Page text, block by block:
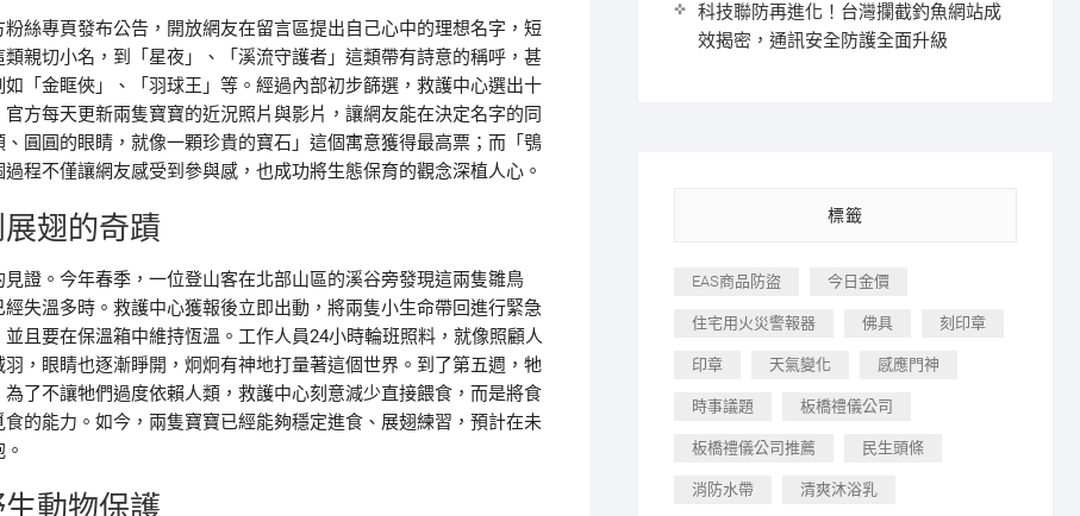
絲專頁發布公告，開放網友在留言區提出自己心中的理想名字，短
親切小名，到「星夜」、「溪流守護者」這類帶有詩意的稱呼，甚
「金眶俠」、「羽球王」等。經過內部初步篩選，救護中心選出十
方每天更新兩隻寶寶的近況照片與影片，讓網友能在決定名字的同
圓圓的眼睛，就像一顆珍貴的寶石」這個寓意獲得最高票；而「鴞
程不僅讓網友感受到參與感，也成功將生態保育的觀念深植人心。
翅的奇蹟
證。今年春季，一位登山客在北部山區的溪谷旁發現這兩隻雛鳥
失溫多時。救護中心獲報後立即出動，將兩隻小生命帶回進行緊急
且要在保溫箱中維持恆溫。工作人員24小時輪班照料，就像照顧人
，眼睛也逐漸睜開，炯炯有神地打量著這個世界。到了第五週，牠
了不讓牠們過度依賴人類，救護中心刻意減少直接餵食，而是將食
的能力。如今，兩隻寶寶已經能夠穩定進食、展翅練習，預計在未
動物保護
科技聯防再進化！台灣攔截釣魚網站成
效揭密，通訊安全防護全面升級
標籤
EAS商品防盜 今日金價
住宅用火災警報器 佛具 刻印章
印章 天氣變化 感應門神
時事議題 板橋禮儀公司
板橋禮儀公司推薦 民生頭條
消防水帶 清爽沐浴乳